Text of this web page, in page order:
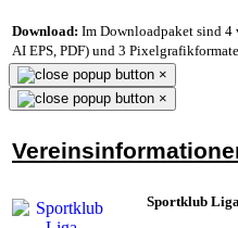
Download: Im Downloadpaket sind 4
AI EPS, PDF) und 3
×
×
Sportklub Liga